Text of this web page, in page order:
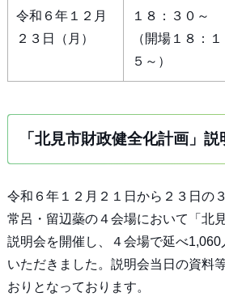
令和６年１２月
２３日（月）
１８：３０～
（開場１８：１
５～）
「北見市財政健全化計画」
令和６年１２月２１日から２３日の
常呂・留辺蘂の４会場において「北
説明会を開催し、４会場で延べ
いただきました。説明会当日の資料
おりとなっております。